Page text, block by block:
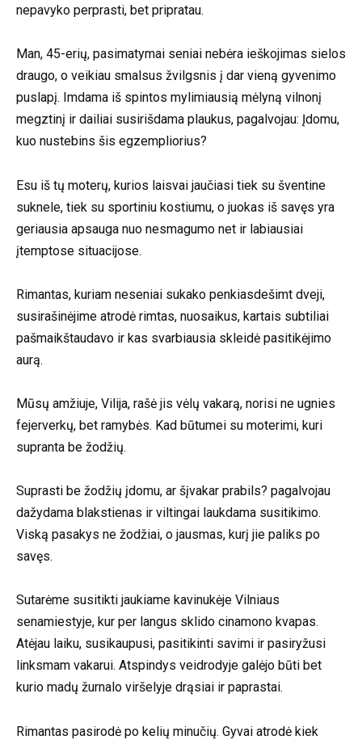
nepavyko perprasti, bet pripratau.
Man, 45-erių, pasimatymai seniai nebėra ieškojimas sielos
draugo, o veikiau smalsus žvilgsnis į dar vieną gyvenimo
puslapį. Imdama iš spintos mylimiausią mėlyną vilnonį
megztinį ir dailiai susirišdama plaukus, pagalvojau: Įdomu,
kuo nustebins šis egzempliorius?
Esu iš tų moterų, kurios laisvai jaučiasi tiek su šventine
suknele, tiek su sportiniu kostiumu, o juokas iš savęs yra
geriausia apsauga nuo nesmagumo net ir labiausiai
įtemptose situacijose.
Rimantas, kuriam neseniai sukako penkiasdešimt dveji,
susirašinėjime atrodė rimtas, nuosaikus, kartais subtiliai
pašmaikštaudavo ir kas svarbiausia skleidė pasitikėjimo
aurą.
Mūsų amžiuje, Vilija, rašė jis vėlų vakarą, norisi ne ugnies
fejerverkų, bet ramybės. Kad būtumei su moterimi, kuri
supranta be žodžių.
Suprasti be žodžių įdomu, ar šįvakar prabils? pagalvojau
dažydama blakstienas ir viltingai laukdama susitikimo.
Viską pasakys ne žodžiai, o jausmas, kurį jie paliks po
savęs.
Sutarėme susitikti jaukiame kavinukėje Vilniaus
senamiestyje, kur per langus sklido cinamono kvapas.
Atėjau laiku, susikaupusi, pasitikinti savimi ir pasiryžusi
linksmam vakarui. Atspindys veidrodyje galėjo būti bet
kurio madų žurnalo viršelyje drąsiai ir paprastai.
Rimantas pasirodė po kelių minučių. Gyvai atrodė kiek